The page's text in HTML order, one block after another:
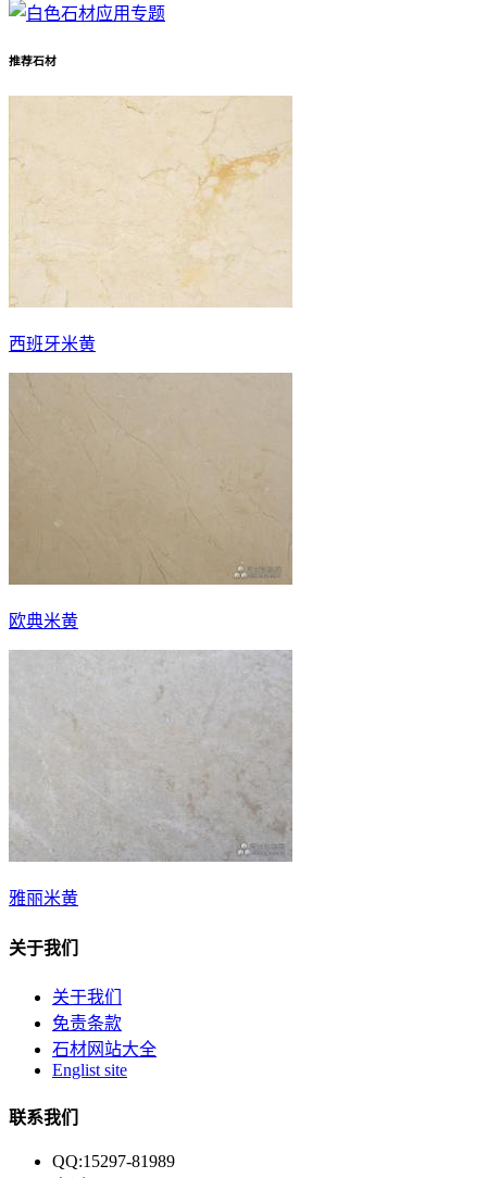
推荐石材
西班牙米黄
欧典米黄
雅丽米黄
关于我们
关于我们
免责条款
石材网站大全
Englist site
联系我们
QQ:15297-81989